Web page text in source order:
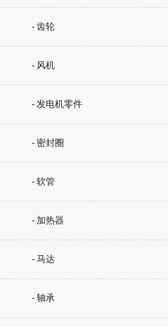
- 齿轮
- 风机
- 发电机零件
- 密封圈
- 软管
- 加热器
- 马达
- 轴承